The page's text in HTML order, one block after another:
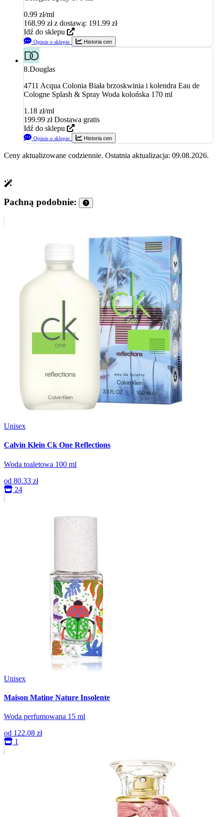
0.99 zł/ml
168.99 zł z dostawą: 191.99 zł
Idź do sklepu
Opinie o sklepie Historia cen
8.Douglas
4711 Acqua Colonia Biała brzoskwinia i kolendra Eau de
Cologne Splash & Spray Woda kolońska 170 ml
1.18 zł/ml
199.99 zł Dostawa gratis
Idź do sklepu
Opinie o sklepie Historia cen
Ceny aktualizowane codziennie. Ostatnia aktualizacja: 09.08.2026.
Pachną podobnie:
Unisex
Calvin Klein Ck One Reflections
Woda toaletowa 100 ml
od 80.33 zł
24
Unisex
Maison Matine Nature Insolente
Woda perfumowana 15 ml
od 122.08 zł
1